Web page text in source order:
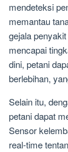
mendeteksi
memantau
gejala
mencapai
dini, petani
berlebihan,
Selain itu,
petani dapat
Sensor
real-time